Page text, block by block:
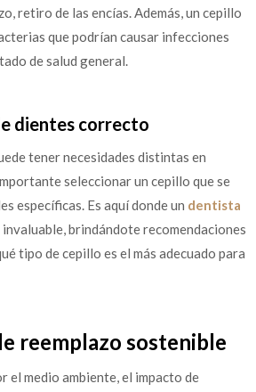
retiro de las encías. Además, un cepillo
que podrían causar infecciones
de salud general.
dientes correcto
tener necesidades distintas en
seleccionar un cepillo que se
específicas. Es aquí donde un dentista
invaluable, brindándote recomendaciones
tipo de cepillo es el más adecuado para
reemplazo sostenible
el medio ambiente, el impacto de